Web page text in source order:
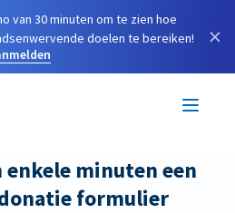
van 30 minuten om te zien hoe
doelen te bereiken!
×
enkele minuten een
formulier